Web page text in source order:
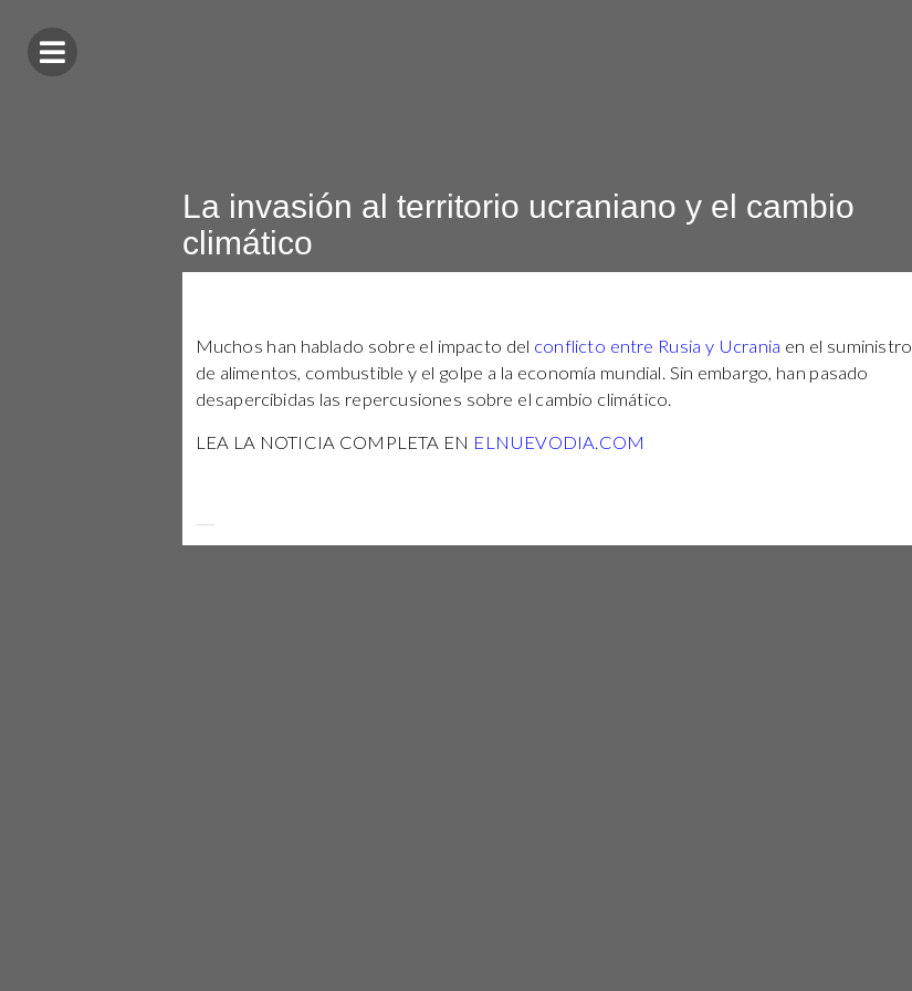
La invasión al territorio ucraniano y el cambio
climático
Muchos han hablado sobre el impacto del conflicto entre Rusia y Ucrania en el suministro
de alimentos, combustible y el golpe a la economía mundial. Sin embargo, han pasado
desapercibidas las repercusiones sobre el cambio climático.
LEA LA NOTICIA COMPLETA EN ELNUEVODIA.COM